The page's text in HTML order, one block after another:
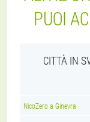
PUOI
CITTÀ IN
NicoZero a Ginevra